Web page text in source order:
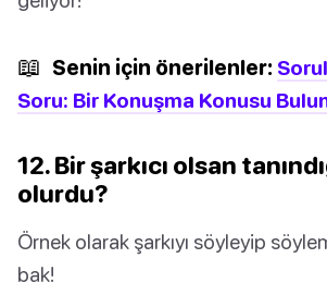
📖 Senin için önerilenler:
Soru: Bir Konuşma Konusu
12. Bir şarkıcı olsan
olurdu?
Örnek olarak şarkıyı söyleyip
bak!